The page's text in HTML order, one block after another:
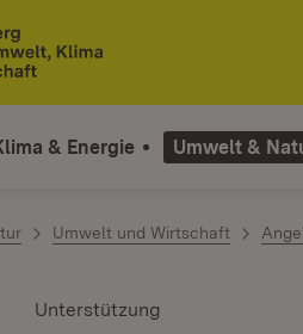
& Energie Umwelt &
Umwelt und Wirtschaft
Unterstützung